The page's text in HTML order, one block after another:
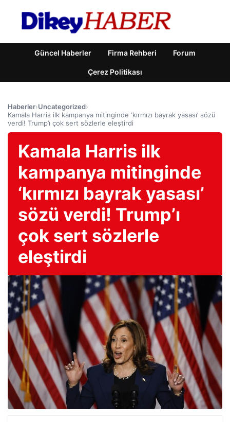
Güncel Haberler Firma Rehberi Forum
Çerez Politikası
Haberler›Uncategorized›
Kamala Harris ilk kampanya mitinginde ‘kırmızı bayrak yasası’ sözü
verdi! Trump’ı çok sert sözlerle eleştirdi
Kamala Harris ilk
kampanya mitinginde
‘kırmızı bayrak yasası’
sözü verdi! Trump’ı
çok sert sözlerle
eleştirdi